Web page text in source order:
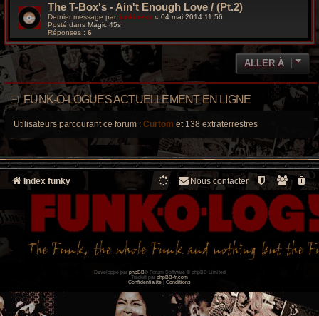
The T-Box's - Ain't Enough Love / (Pt.2)
Dernier message par funkiness « 04 mai 2014 11:56
Posté dans Magic 45s
Réponses : 6
ALLER À
FUNK-O-LOGUES ACTUELLEMENT EN LIGNE
Utilisateurs parcourant ce forum : Curtom et 138 extraterrestres
Index funky Nous contacter
Développé par phpBB® Forum Software © phpBB Limited
Traduit par phpBB-fr.com
Confidentialité | Conditions